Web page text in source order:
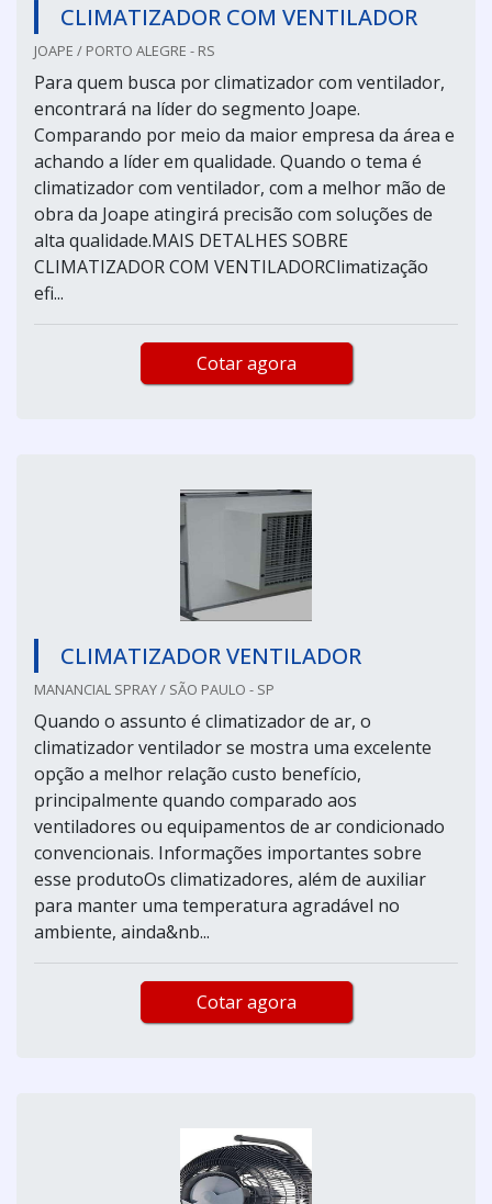
CLIMATIZADOR COM VENTILADOR
JOAPE / PORTO ALEGRE - RS
Para quem busca por climatizador com ventilador,
encontrará na líder do segmento Joape.
Comparando por meio da maior empresa da área e
achando a líder em qualidade. Quando o tema é
climatizador com ventilador, com a melhor mão de
obra da Joape atingirá precisão com soluções de
alta qualidade.MAIS DETALHES SOBRE
CLIMATIZADOR COM VENTILADORClimatização
efi...
Cotar agora
CLIMATIZADOR VENTILADOR
MANANCIAL SPRAY / SÃO PAULO - SP
Quando o assunto é climatizador de ar, o
climatizador ventilador se mostra uma excelente
opção a melhor relação custo benefício,
principalmente quando comparado aos
ventiladores ou equipamentos de ar condicionado
convencionais. Informações importantes sobre
esse produtoOs climatizadores, além de auxiliar
para manter uma temperatura agradável no
ambiente, ainda&nb...
Cotar agora